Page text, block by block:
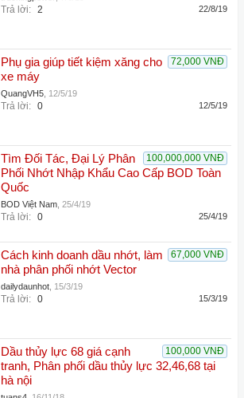
Trả lời: 2 22/8/19
72,000 VNĐ
Phụ gia giúp tiết kiệm xăng cho
xe máy
QuangVH5 12/5/19
Trả lời: 0 12/5/19
100,000,000 VNĐ
Tìm Đối Tác, Đại Lý Phân
Phối Nhớt Nhập Khẩu Cao Cấp BOD Toàn
Quốc
BOD Việt Nam 25/4/19
Trả lời: 0 25/4/19
67,000 VNĐ
Cách kinh doanh dầu nhớt, làm
nhà phân phối nhớt Vector
dailydaunhot 15/3/19
Trả lời: 0 15/3/19
100,000 VNĐ
Dầu thủy lực 68 giá cạnh
tranh, Phân phối dầu thủy lực 32,46,68 tại
hà nội